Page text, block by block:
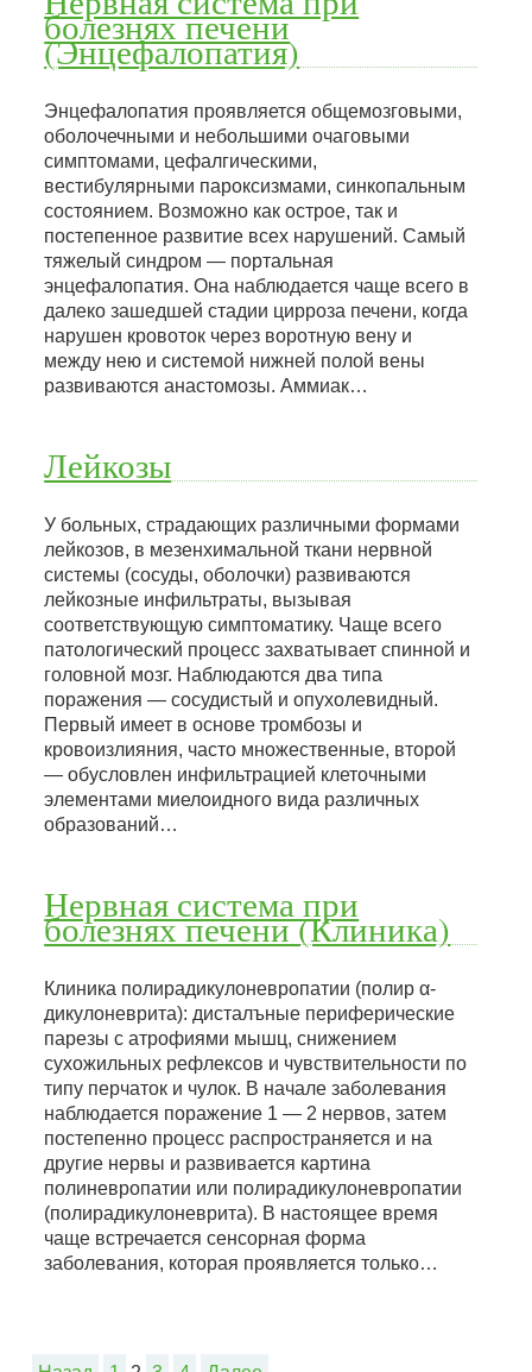
болезнях печени
(Энцефалопатия)
Энцефалопатия проявляется общемозговыми,
оболочечными и небольшими очаговыми
симптомами, цефалгическими,
вестибулярными пароксизмами, синкопальным
состоянием. Возможно как острое, так и
постепенное развитие всех нарушений. Самый
тяжелый синдром — портальная
энцефалопатия. Она наблюдается чаще всего в
далеко зашедшей стадии цирроза печени, когда
нарушен кровоток через воротную вену и
между нею и системой нижней полой вены
развиваются анастомозы. Аммиак…
Лейкозы
У больных, страдающих различными формами
лейкозов, в мезенхимальной ткани нервной
системы (сосуды, оболочки) развиваются
лейкозные инфильтраты, вызывая
соответствующую симптоматику. Чаще всего
патологический процесс захватывает спинной и
головной мозг. Наблюдаются два типа
поражения — сосудистый и опухолевидный.
Первый имеет в основе тромбозы и
кровоизлияния, часто множественные, второй
— обусловлен инфильтрацией клеточными
элементами миелоидного вида различных
образований…
Нервная система при
болезнях печени (Клиника)
Клиника полирадикулоневропатии (полир α-
дикулоневрита): дисталъные периферические
парезы с атрофиями мышц, снижением
сухожильных рефлексов и чувствительности по
типу перчаток и чулок. В начале заболевания
наблюдается поражение 1 — 2 нервов, затем
постепенно процесс распространяется и на
другие нервы и развивается картина
полиневропатии или полирадикулоневропатии
(полирадикулоневрита). В настоящее время
чаще встречается сенсорная форма
заболевания, которая проявляется только…